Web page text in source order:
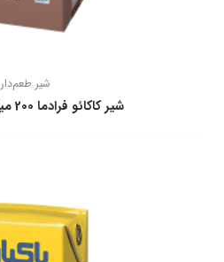
شیر طعم‌دار
شیر کاکائو فرادما 200 میلی لیتر پاکبان